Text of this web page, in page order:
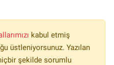
kabul etmiş
üstleniyorsunuz. Yazılan
şekilde sorumlu